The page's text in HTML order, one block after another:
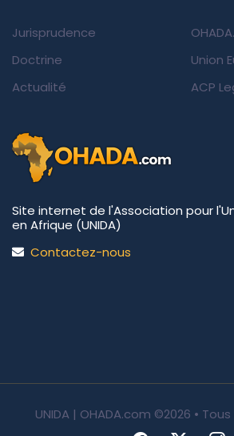
Jurisprudence
Doctrine
Actualité
Union
ACP
Site internet de l'Association pour
en Afrique (UNIDA)
Contactez-nous
UNIDA | OHADA.com ©2026 •